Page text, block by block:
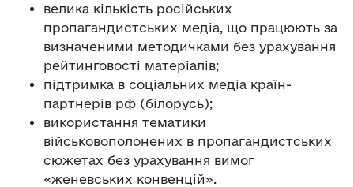
велика кількість російських
пропагандистських медіа, що працюють за
визначеними методичками без урахування
рейтинговості матеріалів;
підтримка в соціальних медіа країн-
партнерів рф (білорусь);
використання тематики
військовополонених в пропагандистських
сюжетах без урахування вимог
«женевських конвенцій».